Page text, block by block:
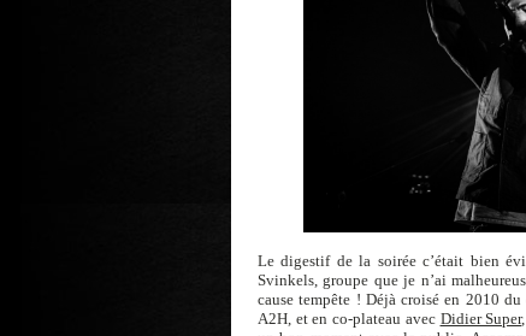
Le digestif de la soirée c’était bien
Svinkels, groupe que je n’ai
cause tempête ! Déjà croisé en 2010
A2H, et en co-plateau avec Didier Super